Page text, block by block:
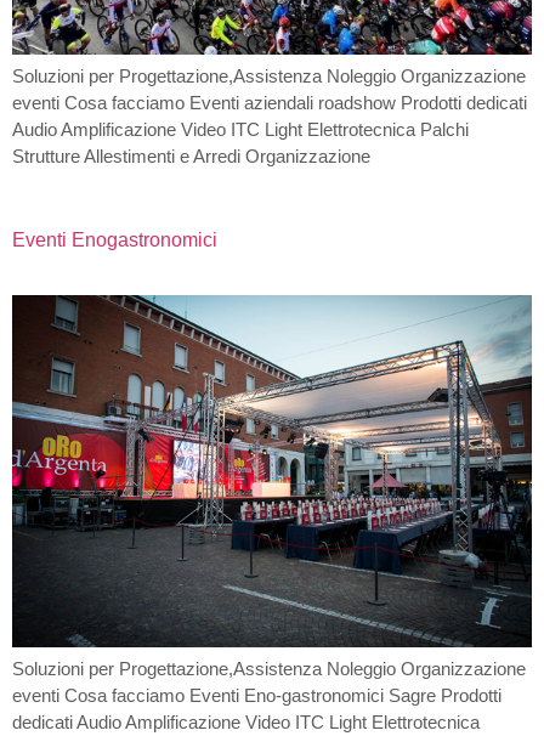
Soluzioni per Progettazione,Assistenza Noleggio Organizzazione
eventi Cosa facciamo Eventi aziendali roadshow Prodotti dedicati
Audio Amplificazione Video ITC Light Elettrotecnica Palchi
Strutture Allestimenti e Arredi Organizzazione
Eventi Enogastronomici
Soluzioni per Progettazione,Assistenza Noleggio Organizzazione
eventi Cosa facciamo Eventi Eno-gastronomici Sagre Prodotti
dedicati Audio Amplificazione Video ITC Light Elettrotecnica